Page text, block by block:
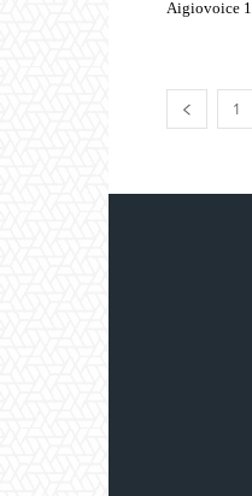
Aigiovoice 1
1